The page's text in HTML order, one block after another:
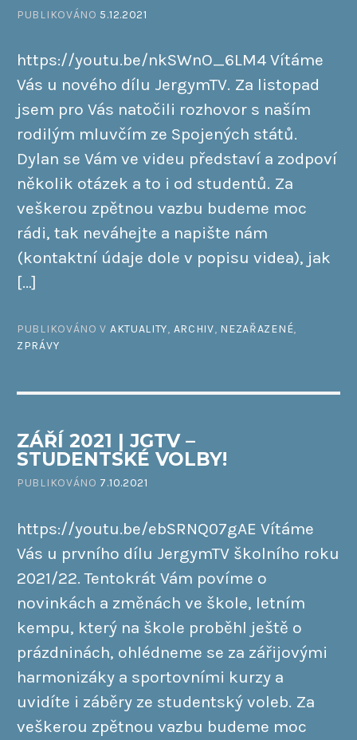
PUBLIKOVÁNO 5.12.2021
https://youtu.be/nkSWnO_6LM4 Vítáme
Vás u nového dílu JergymTV. Za listopad
jsem pro Vás natočili rozhovor s naším
rodilým mluvčím ze Spojených států.
Dylan se Vám ve videu představí a zodpoví
několik otázek a to i od studentů. Za
veškerou zpětnou vazbu budeme moc
rádi, tak neváhejte a napište nám
(kontaktní údaje dole v popisu videa), jak
[…]
PUBLIKOVÁNO V AKTUALITY, ARCHIV, NEZAŘAZENÉ,
ZPRÁVY
ZÁŘÍ 2021 | JGTV –
STUDENTSKÉ VOLBY!
PUBLIKOVÁNO 7.10.2021
https://youtu.be/ebSRNQ07gAE Vítáme
Vás u prvního dílu JergymTV školního roku
2021/22. Tentokrát Vám povíme o
novinkách a změnách ve škole, letním
kempu, který na škole proběhl ještě o
prázdninách, ohlédneme se za zářijovými
harmonizáky a sportovními kurzy a
uvidíte i záběry ze studentský voleb. Za
veškerou zpětnou vazbu budeme moc